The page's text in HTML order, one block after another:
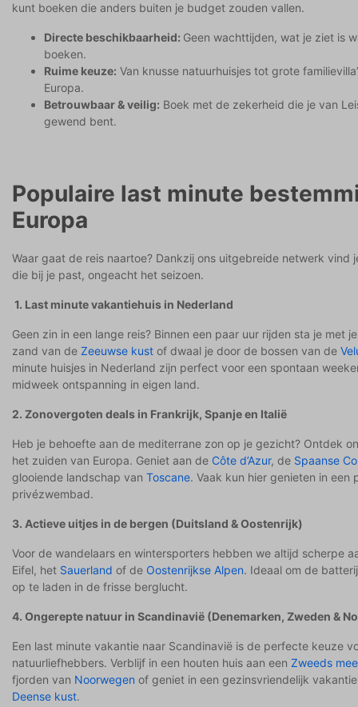
kunt boeken die anders buiten je budget zouden vallen.
Directe beschikbaarheid: Geen wachttijden, wat je ziet is
boeken.
Ruime keuze: Van knusse natuurhuisjes tot grote
Europa.
Betrouwbaar & veilig: Boek met de zekerheid die je van
gewend bent.
Populaire last minute
Europa
Waar gaat de reis naartoe? Dankzij ons uitgebreide netwerk vind
die bij je past, ongeacht het seizoen.
1. Last minute vakantiehuis in Nederland
Geen zin in een lange reis? Binnen een paar uur rijden sta je met
zand van de Zeeuwse kust of dwaal je door de bossen van de
minute huisjes in Nederland zijn perfect voor een spontaan
midweek ontspanning in eigen land.
2. Zonovergoten deals in Frankrijk, Spanje en Italië
Heb je behoefte aan de mediterrane zon op je gezicht? Ontdek
het zuiden van Europa. Geniet aan de Côte d’Azur, de Spaanse
glooiende landschap van Toscane. Vaak kun hier genieten in een
privézwembad.
3. Actieve uitjes in de bergen (Duitsland & Oostenrijk)
Voor de wandelaars en wintersporters hebben we altijd scherpe
Eifel, het Sauerland of de Oostenrijkse Alpen. Ideaal om de
op te laden in de frisse berglucht.
4. Ongerepte natuur in Scandinavië (Denemarken, Zweden &
Een last minute vakantie naar Scandinavië is de perfecte keuze
natuurliefhebbers. Verblijf in een houten huis aan een Zweeds
fjorden van Noorwegen of geniet in een gezinsvriendelijk
Deense kust.